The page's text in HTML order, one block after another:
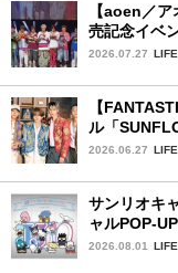
【aoen／
売記念イベ
新たなハジ
2026.07.27
【
ル「
夏楽しみに
2026.06.27
サンリオキ
ャルPOP-
2026.08.01